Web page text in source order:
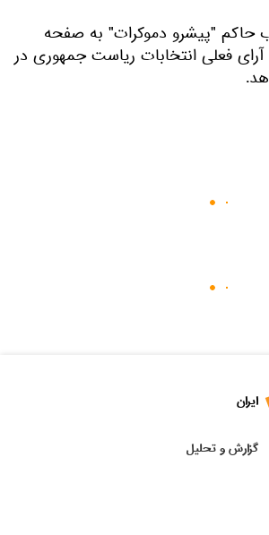
حاکم "پیشرو دموکرات" به صفحه
آرای فعلی انتخابات ریاست جمهوری در
ایران
گزارش و تحلیل